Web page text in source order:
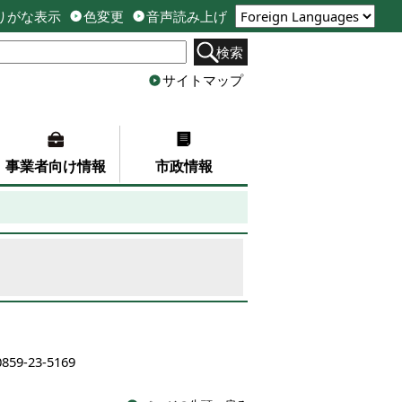
がな表示 色変更
音声読み上げ
検索
サイトマップ
事業者向け情報 市政情報
23-5169